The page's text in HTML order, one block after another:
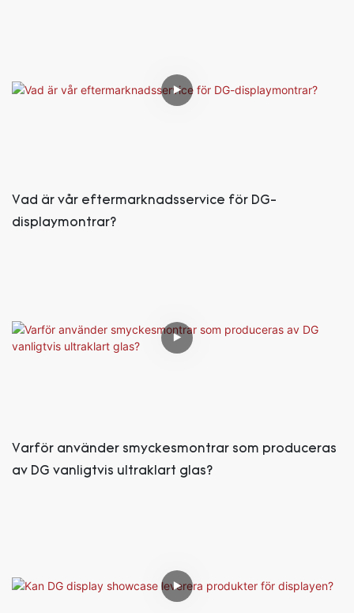
Vad är vår eftermarknadsservice för DG-
displaymontrar?
Varför använder smyckesmontrar som produceras
av DG vanligtvis ultraklart glas?